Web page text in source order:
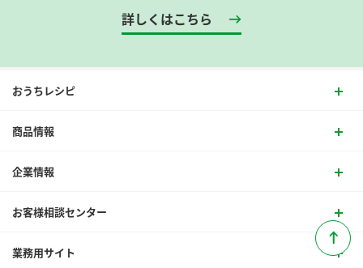
詳しくはこちら
おうちレシピ
商品情報
企業情報
お客様相談センター
業務用サイト